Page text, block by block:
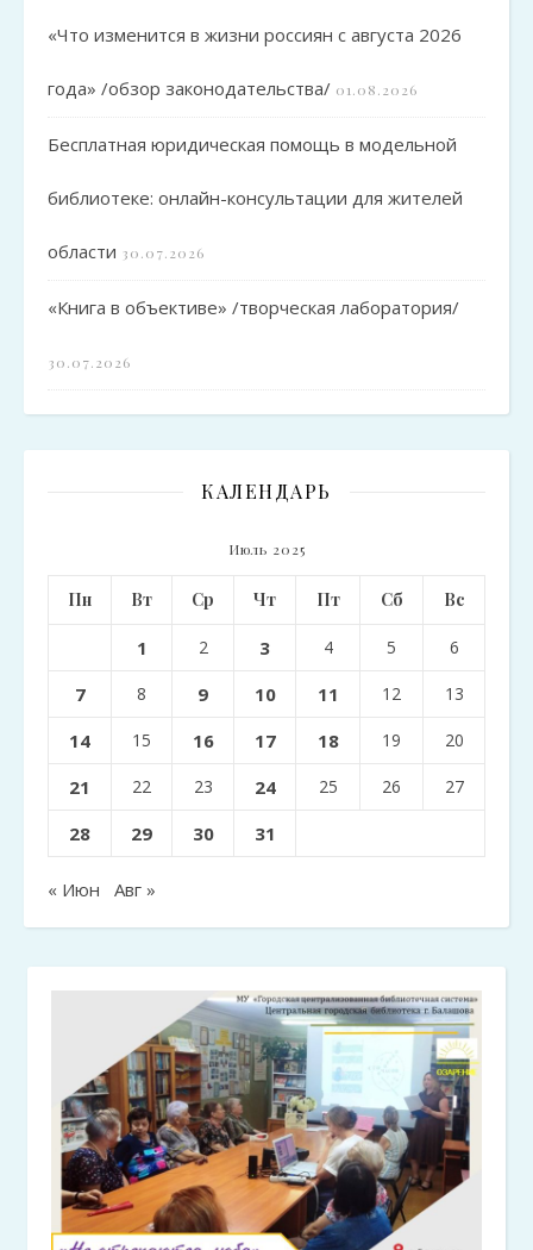
«Что изменится в жизни россиян с августа 2026
года» /обзор законодательства/ 01.08.2026
Бесплатная юридическая помощь в модельной
библиотеке: онлайн-консультации для жителей
области 30.07.2026
«Книга в объективе» /творческая лаборатория/
30.07.2026
КАЛЕНДАРЬ
Июль 2025
Пн Вт Ср Чт Пт Сб Вс
1 2 3 4 5 6
7 8 9 10 11 12 13
14 15 16 17 18 19 20
21 22 23 24 25 26 27
28 29 30 31
« Июн Авг »